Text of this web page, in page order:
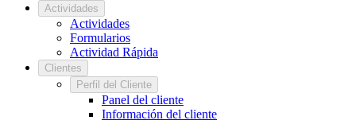
Actividades
Actividades
Formularios
Actividad Rápida
Clientes
Perfil del Cliente
Panel del cliente
Información del cliente